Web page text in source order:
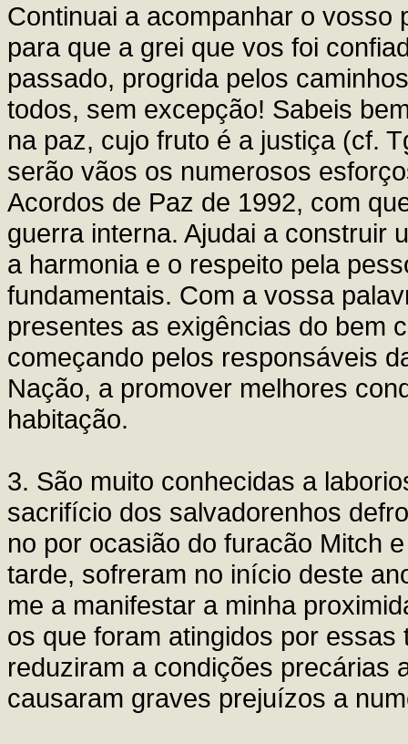
Continuai a acompanhar o vosso
para que a grei que vos foi
passado, progrida pelos
todos, sem excepção! Sabeis
na paz, cujo fruto é a justiça (cf.
serão vãos os numerosos
Acordos de Paz de 1992, com
guerra interna. Ajudai a construir
a harmonia e o respeito pela
fundamentais. Com a vossa
presentes as exigências do bem
começando pelos responsáveis
Nação, a promover melhores
habitação.
3. São muito conhecidas a
sacrifício dos salvadorenhos
no por ocasião do furacão Mitch
tarde, sofreram no início deste
me a manifestar a minha
os que foram atingidos por
reduziram a condições precárias
causaram graves prejuízos a